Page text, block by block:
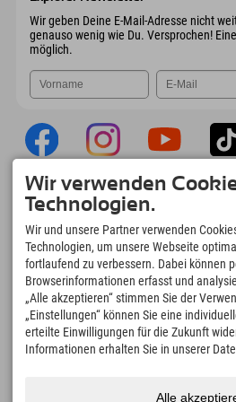
Wir geben Deine E-Mail-Adresse nicht
genauso wenig wie Du. Versprochen!
möglich.
Explorer App
Upload Deiner #ExplorerMoments, Mein
Explorer To Go mit Buchungsübersicht,
Bucketlist, Restaurantübersicht uvm.
downloaden!
Zeit für Explorer Moments
166
Bergseen und Erlebnisbäder
Wir verwenden
Technologien.
Wir und unsere Partner verwenden
Technologien, um unsere Webseite
fortlaufend zu verbessern. Dabei können
Browserinformationen erfasst und
„Alle akzeptieren“ stimmen Sie der
„Einstellungen“ können Sie eine
erteilte Einwilligungen für die Zukunft
Informationen erhalten Sie in unserer
Alle